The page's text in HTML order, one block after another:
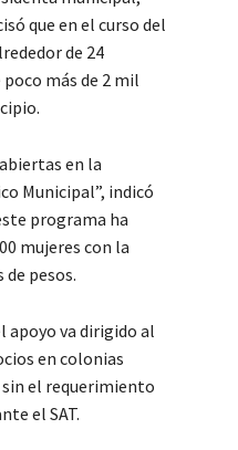
que en el curso del
de 24
más de 2 mil
en la
Municipal”, indicó
programa ha
mujeres con la
pesos.
apoyo va dirigido al
en colonias
el requerimiento
el SAT.